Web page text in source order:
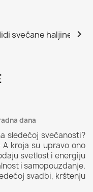

dana
sledećoj svečanosti?
A kroja su upravo ono
svetlost i energiju
i samopouzdanje.
svadbi, krštenju